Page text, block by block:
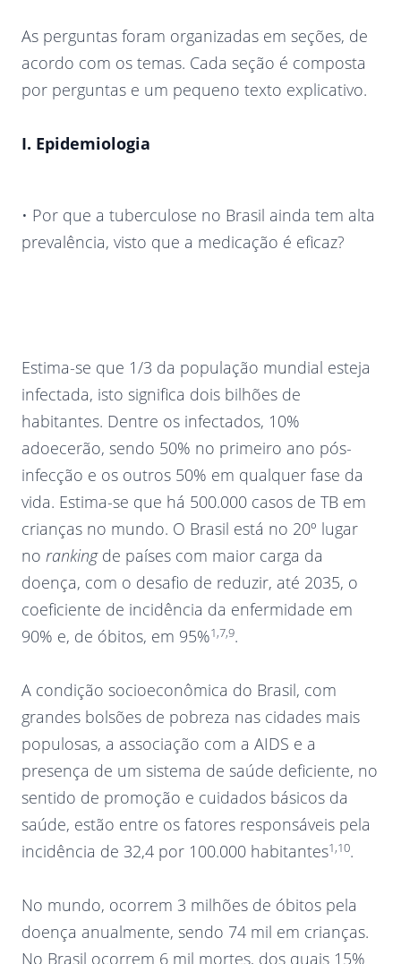
As perguntas foram organizadas em seções, de
acordo com os temas. Cada seção é composta
por perguntas e um pequeno texto explicativo.
I. Epidemiologia
• Por que a tuberculose no Brasil ainda tem alta
prevalência, visto que a medicação é eficaz?
Estima-se que 1/3 da população mundial esteja
infectada, isto significa dois bilhões de
habitantes. Dentre os infectados, 10%
adoecerão, sendo 50% no primeiro ano pós-
infecção e os outros 50% em qualquer fase da
vida. Estima-se que há 500.000 casos de TB em
crianças no mundo. O Brasil está no 20º lugar
no rankingde países com maior carga da
doença, com o desafio de reduzir, até 2035, o
coeficiente de incidência da enfermidade em
90% e, de óbitos, em 95%1,7,9.
A condição socioeconômica do Brasil, com
grandes bolsões de pobreza nas cidades mais
populosas, a associação com a AIDS e a
presença de um sistema de saúde deficiente, no
sentido de promoção e cuidados básicos da
saúde, estão entre os fatores responsáveis pela
incidência de 32,4 por 100.000 habitantes1,10.
No mundo, ocorrem 3 milhões de óbitos pela
doença anualmente, sendo 74 mil em crianças.
No Brasil ocorrem 6 mil mortes, dos quais 15%